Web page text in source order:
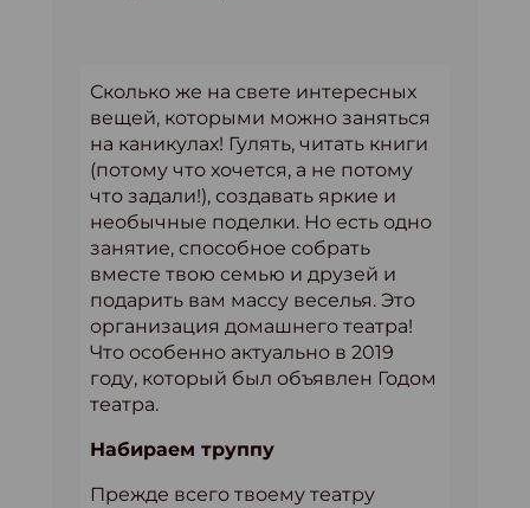
Сколько же на свете интересных
вещей, которыми можно заняться
на каникулах! Гулять, читать книги
(потому что хочется, а не потому
что задали!), создавать яркие и
необычные поделки. Но есть одно
занятие, способное собрать
вместе твою семью и друзей и
подарить вам массу веселья. Это
организация домашнего театра!
Что особенно актуально в 2019
году, который был объявлен Годом
театра.
Набираем труппу
Прежде всего твоему театру